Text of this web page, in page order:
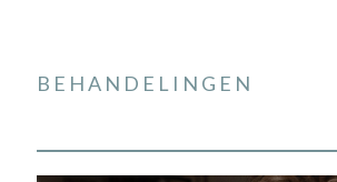
BEHANDELINGEN